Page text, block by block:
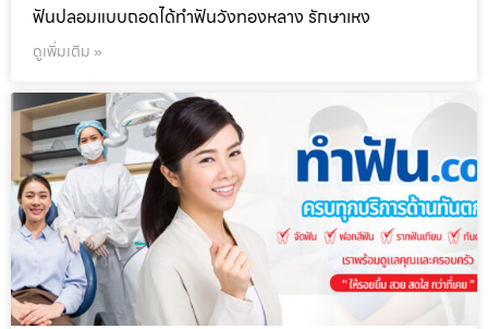
ฟันปลอมแบบถอดได้ทำฟันวังทองหลาง รักษาเหง
ดูเพิ่มเติม »